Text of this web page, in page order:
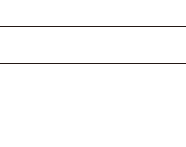
を得た場合を除き、個